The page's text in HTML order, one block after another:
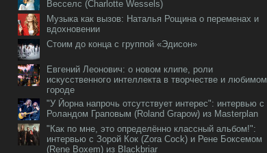
Весселс (Charlotte Wessels)
Музыка как вызов: Наталья Рощина о переменах и
вдохновении
Стоим до конца с группой «Эдисон»
Евгений Леонович: о новом клипе, роли
искусственного интеллекта в творчестве и любимом
городе
"У Йорна напрочь отсутствует интерес": интервью с
Роландом Граповым (Roland Grapow) из Masterplan
"Как по мне, это определённо классный альбом!":
интервью с Зорой Кок (Zora Cock) и Рене Боксемом
(Rene Boxem) из Blackbriar